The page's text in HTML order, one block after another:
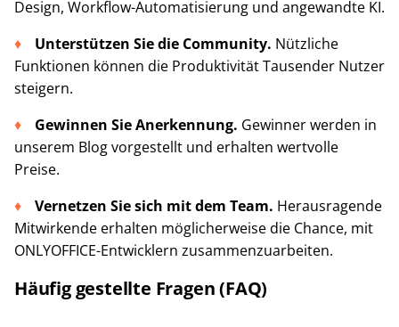
Design, Workflow-Automatisierung und angewandte KI.
Unterstützen Sie die Community. Nützliche
Funktionen können die Produktivität Tausender Nutzer
steigern.
Gewinnen Sie Anerkennung. Gewinner werden in
unserem Blog vorgestellt und erhalten wertvolle
Preise.
Vernetzen Sie sich mit dem Team. Herausragende
Mitwirkende erhalten möglicherweise die Chance, mit
ONLYOFFICE-Entwicklern zusammenzuarbeiten.
Häufig gestellte Fragen (FAQ)